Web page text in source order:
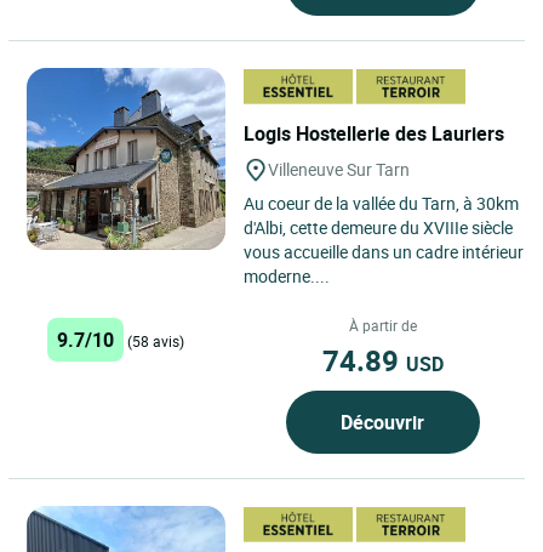
Logis Hostellerie des Lauriers
Villeneuve Sur Tarn
Au coeur de la vallée du Tarn, à 30km
d'Albi, cette demeure du XVIIIe siècle
vous accueille dans un cadre intérieur
moderne....
9.7/10 (58 avis)
À partir de
74.89 USD
Découvrir